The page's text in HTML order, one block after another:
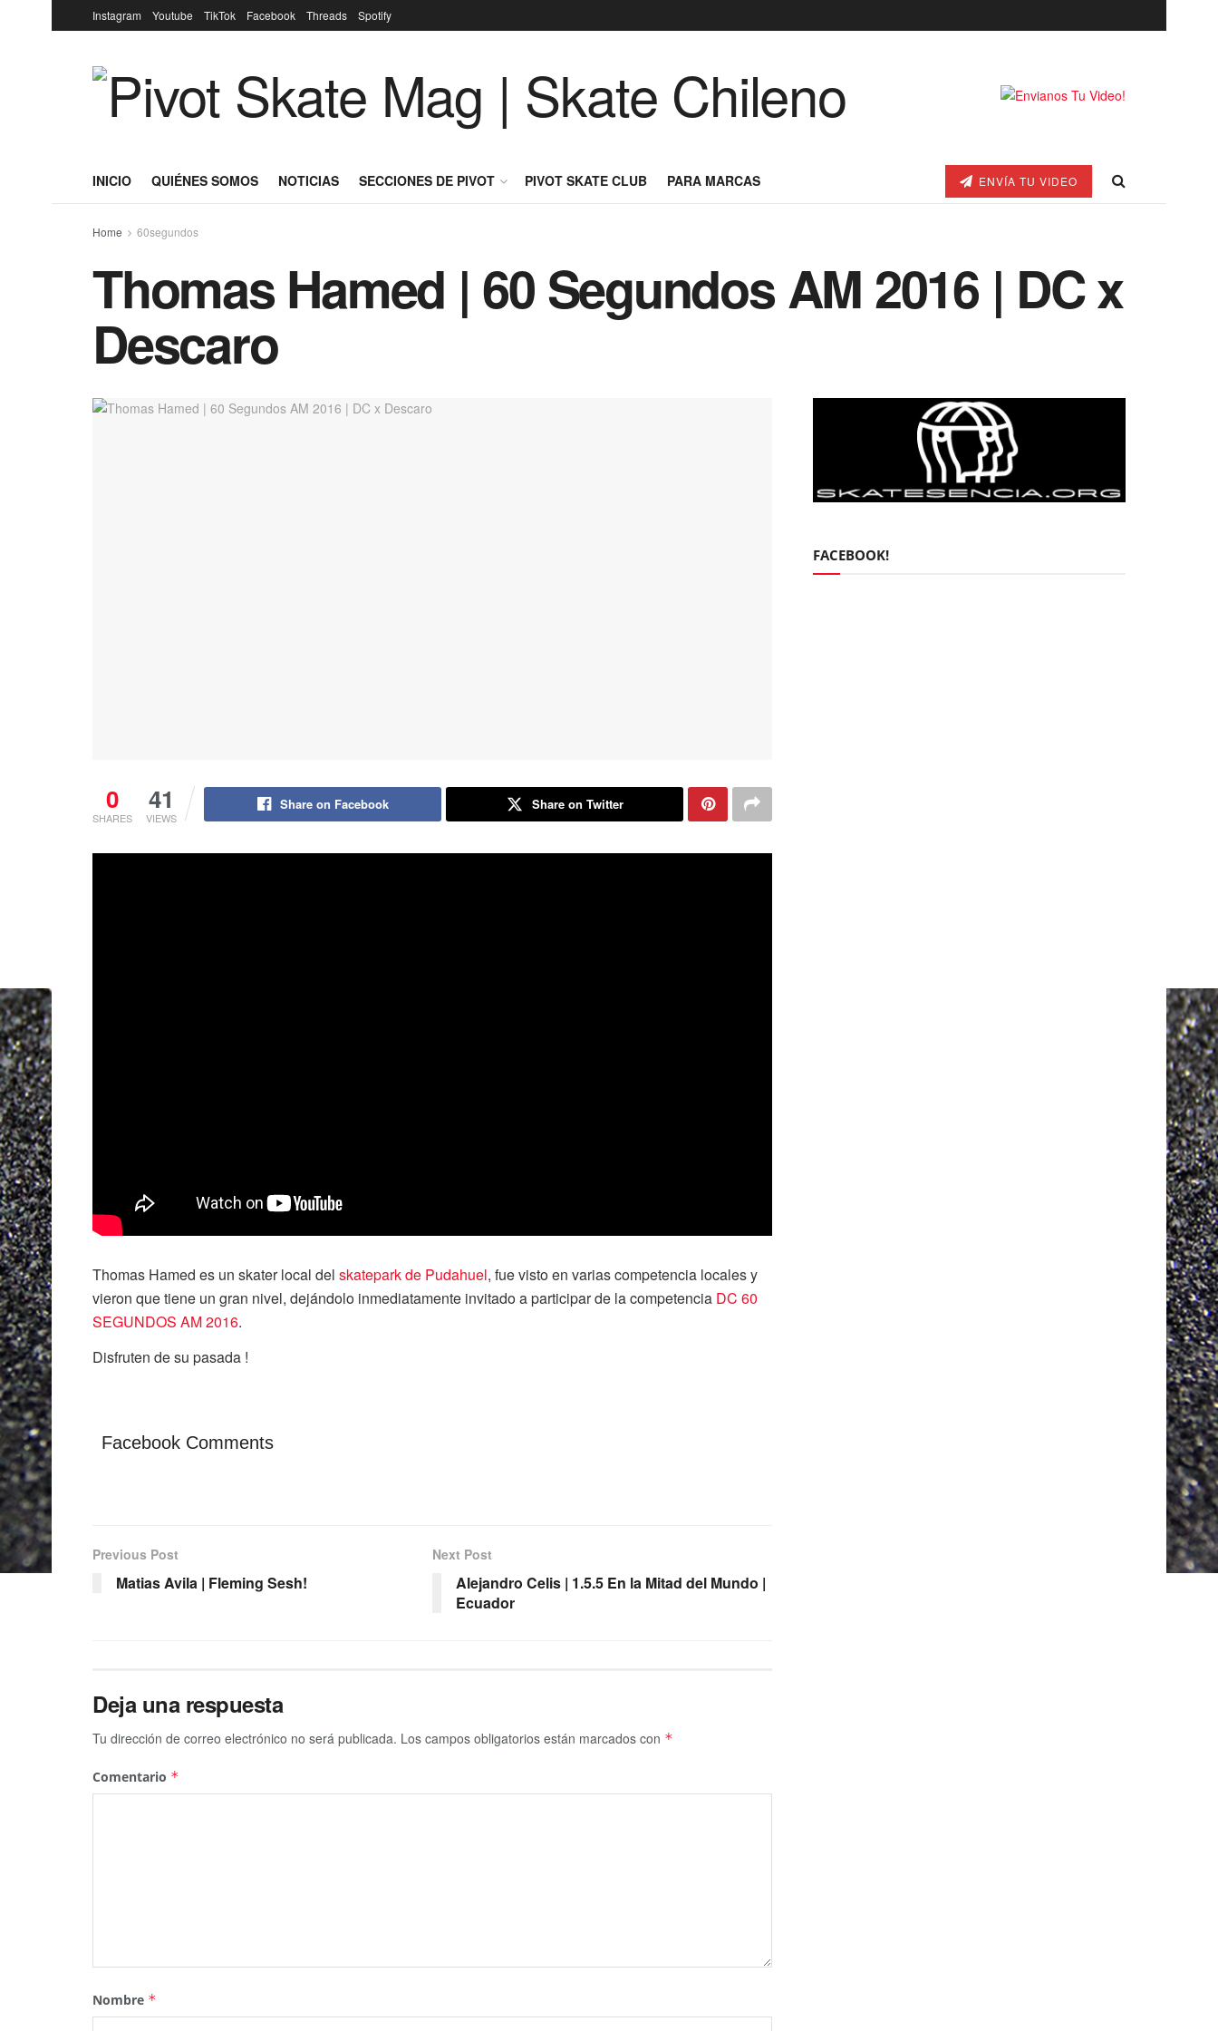
Instagram Youtube TikTok Facebook Threads Spotify
INICIO QUIÉNES SOMOS NOTICIAS SECCIONES DE PIVOT PIVOT SKATE CLUB PARA MARCAS ENVÍA TU VIDEO
Home 60segundos
Thomas Hamed | 60 Segundos AM 2016 | DC x
Descaro
0
SHARES
41
VIEWS
Share on Facebook Share on Twitter
Thomas Hamed es un skater local del skatepark de Pudahuel, fue visto en varias competencia locales y
vieron que tiene un gran nivel, dejándolo inmediatamente invitado a participar de la competencia DC 60
SEGUNDOS AM 2016.
Disfruten de su pasada !
Facebook Comments
Previous Post
Matias Avila | Fleming Sesh!
Next Post
Alejandro Celis | 1.5.5 En la Mitad del Mundo |
Ecuador
Deja una respuesta
Tu dirección de correo electrónico no será publicada. Los campos obligatorios están marcados con *
Comentario *
Nombre *
FACEBOOK!